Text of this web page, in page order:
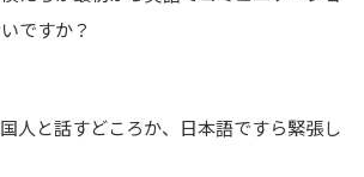
ですか？
人と話すどころか、日本語ですら緊張し